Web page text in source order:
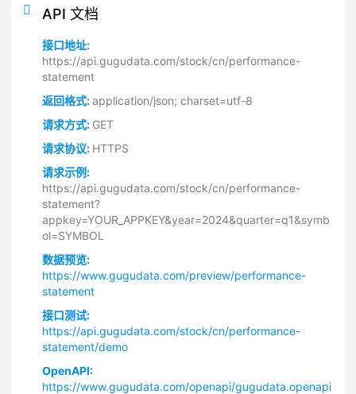
API 文档
接口地址:
https://api.gugudata.com/stock/cn/performance-
statement
返回格式:application/json; charset=utf-8
请求方式: GET
请求协议: HTTPS
请求示例:
https://api.gugudata.com/stock/cn/performance-
statement?
appkey=YOUR_APPKEY&year=2024&quarter=q1&symb
ol=SYMBOL
数据预览:
https://www.gugudata.com/preview/performance-
statement
接口测试:
https://api.gugudata.com/stock/cn/performance-
statement/demo
OpenAPI:
https://www.gugudata.com/openapi/gugudata.openapi